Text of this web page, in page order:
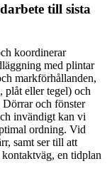
till sista
koordinerar
med plintar
markförhållanden,
plåt eller tegel) och
Dörrar och fönster
invändigt kan vi
ordning. Vid
samt ser till att
en tidplan